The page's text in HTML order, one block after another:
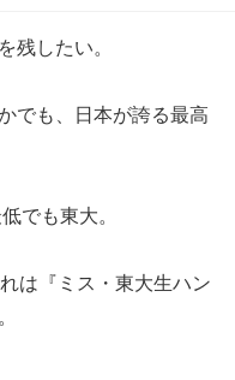
残したい。
でも、日本が誇る最高
でも東大。
は『ミス・東大生ハン